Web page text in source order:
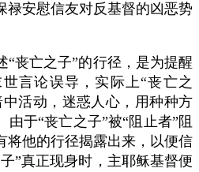
禄安慰信友对反基督的凶恶势
“丧亡之子”的行径，是为提醒
言论误导，实际上“丧亡之
活动，迷惑人心，用种种方
于“丧亡之子”被“阻止者”阻
将他的行径揭露出来，以便信
”真正现身时，主耶稣基督便